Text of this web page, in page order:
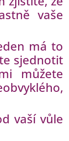
vaše
má to
sjednotit
můžete
vaší vůle